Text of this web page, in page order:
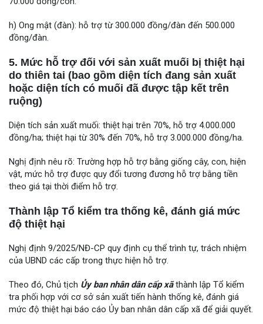
h) Ong mật (đàn): hỗ trợ từ 300.000 đồng/đàn đến 500.000
đồng/đàn.
5. Mức hỗ trợ đối với sản xuất muối bị thiệt hại
do thiên tai (bao gồm diện tích đang sản xuất
hoặc diện tích có muối đã được tập kết trên
ruộng)
Diện tích sản xuất muối: thiệt hại trên 70%, hỗ trợ 4.000.000
đồng/ha; thiệt hại từ 30% đến 70%, hỗ trợ 3.000.000 đồng/ha.
Nghị định nêu rõ: Trường hợp hỗ trợ bằng giống cây, con, hiện
vật, mức hỗ trợ được quy đổi tương đương hỗ trợ bằng tiền
theo giá tại thời điểm hỗ trợ.
Thành lập Tổ kiểm tra thống kê, đánh giá mức
độ thiệt hại
Nghị định 9/2025/NĐ-CP quy định cụ thể trình tự, trách nhiệm
của UBND các cấp trong thực hiện hỗ trợ.
Theo đó, Chủ tịch Ủy ban nhân dân cấp xãthành lập Tổ kiểm
tra phối hợp với cơ sở sản xuất tiến hành thống kê, đánh giá
mức độ thiệt hại báo cáo Ủy ban nhân dân cấp xã để giải quyết.